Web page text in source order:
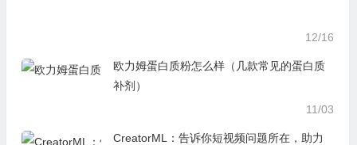
12/16
欧力姆蛋白质粉怎么样（几款常见的蛋白质
补剂）
11/03
CreatorML：告诉你短视频问题所在，助力